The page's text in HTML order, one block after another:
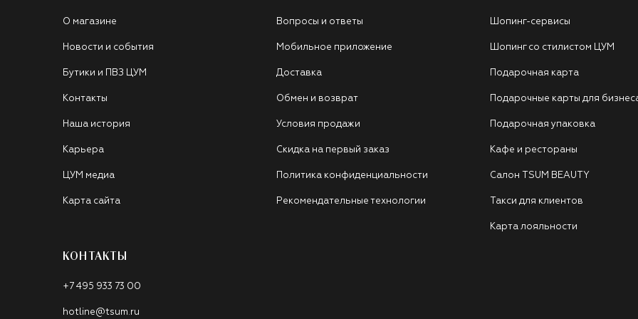
О магазине
Новости и события
Бутики и ПВЗ ЦУМ
Контакты
Наша история
Карьера
ЦУМ медиа
Карта сайта
Вопросы и ответы
Мобильное приложение
Доставка
Обмен и возврат
Условия продажи
Скидка на первый заказ
Политика конфиденциальности
Рекомендательные технологии
Шопинг-сервисы
Шопинг со стилистом ЦУМ
Подарочная карта
Подарочные карты для
Подарочная упаковка
Кафе и рестораны
Салон TSUM BEAUTY
Такси для клиентов
Карта лояльности
КОНТАКТЫ
+7 495 933 73 00
hotline@tsum.ru